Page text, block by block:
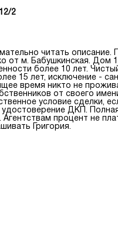
2
читать описание.
от м. Бабушкинская. Дом
более 10 лет.
15 лет, исключение -
время никто не
от своего
условие сделки,
ДКП.
процент не
Григория.